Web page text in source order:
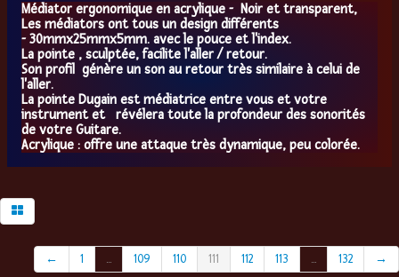
Médiator ergonomique en acrylique - Noir et transparent,
Les médiators ont tous un design différents
- 30mmx25mmx5mm. avec le pouce et l'index.
La pointe , sculptée, facilite l'aller / retour.
Son profil génère un son au retour très similaire à celui de
l'aller.
La pointe Dugain est médiatrice entre vous et votre
instrument et révélera toute la profondeur des sonorités
de votre Guitare.
Acrylique : offre une attaque très dynamique, peu colorée.
← 1 ... 109 110 111 112 113 ... 132 →